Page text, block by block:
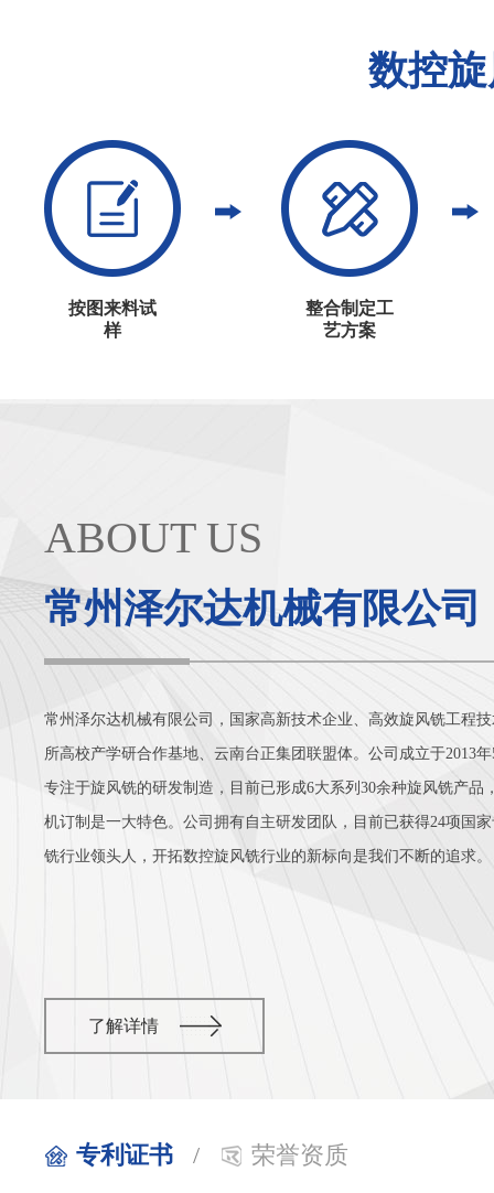
数控
按图来料试
样
整合制定工
艺方案
ABOUT US
常州泽尔达机械有限公司
常州泽尔达机械有限公司，国家高新技术企业、高效旋风铣工程
所高校产学研合作基地、云南台正集团联盟体。公司成立于2013
专注于旋风铣的研发制造，目前已形成6大系列30余种旋风铣产品
机订制是一大特色。公司拥有自主研发团队，目前已获得24项国
铣行业领头人，开拓数控旋风铣行业的新标向是我们不断的追求。
了解详情
专利证书 / 荣誉资质